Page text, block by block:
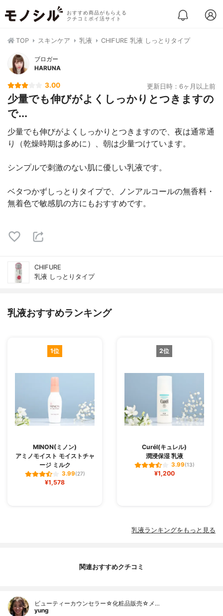
おすすめ商品がもらえる
クチコミポイ活サイト
TOP スキンケア 乳液 CHIFURE 乳液 しっとりタイプ
ブロガー
HARUNA
3.00 更新日時：6ヶ月以上前
少量でも伸びがよくしっかりとつきますの
で...
少量でも伸びがよくしっかりとつきますので、夜は通常通
り（乾燥時期は多めに）、朝は少量つけています。
シンプルで刺激のない肌に優しい乳液です。
ベタつかずしっとりタイプで、ノンアルコールの無香料・
無着色で敏感肌の方にもおすすめです。
CHIFURE
乳液 しっとりタイプ
乳液おすすめランキング
1位
MINON(ミノン)
アミノモイスト モイストチャ
ージ ミルク
3.99(27)
¥1,578
2位
Curél(キュレル)
潤浸保湿 乳液
3.99(13)
¥1,200
乳液ランキングをもっと見る
関連おすすめクチコミ
ビューティーカウンセラー☆化粧品販売☆メ…
yung